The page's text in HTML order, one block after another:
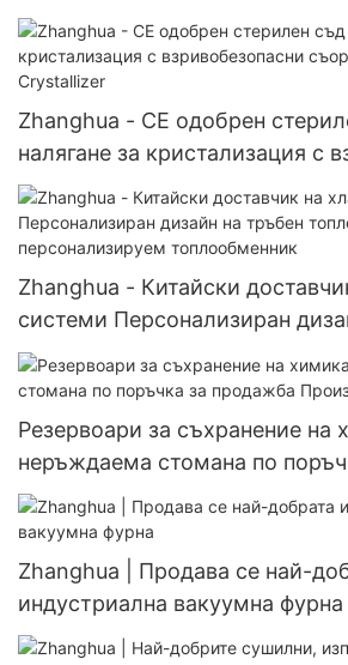
изпарителен кристализатор,
кристализатор JJ Crystallizer
Zhanghua - CE одобрен
налягане за кристализация с
съоръжения JJ Crystallizer
Zhanghua - Китайски
системи Персонализиран
топлообменник за
топлообменник
Резервоари за съхранение на
неръждаема стомана по
Производител | Zhanghua
Zhanghua | Продава се най-
индустриална вакуумна фурна